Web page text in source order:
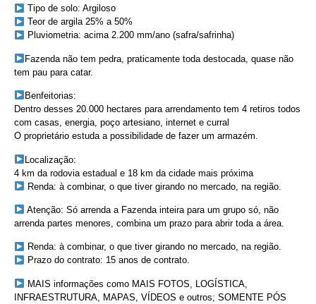
Tipo de solo: Argiloso
Teor de argila 25% a 50%
Pluviometria: acima 2.200 mm/ano (safra/safrinha)
Fazenda não tem pedra, praticamente toda destocada, quase não
tem pau para catar.
Benfeitorias:
Dentro desses 20.000 hectares para arrendamento tem 4 retiros todos
com casas, energia, poço artesiano, internet e curral
O proprietário estuda a possibilidade de fazer um armazém.
Localização:
4 km da rodovia estadual e 18 km da cidade mais próxima
Renda: à combinar, o que tiver girando no mercado, na região.
Atenção: Só arrenda a Fazenda inteira para um grupo só, não
arrenda partes menores, combina um prazo para abrir toda a área.
Renda: à combinar, o que tiver girando no mercado, na região.
Prazo do contrato: 15 anos de contrato.
MAIS informações como MAIS FOTOS, LOGÍSTICA,
INFRAESTRUTURA, MAPAS, VÍDEOS e outros; SOMENTE PÓS